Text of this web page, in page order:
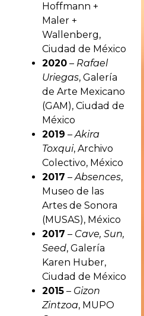
Hoffmann +
Maler +
Wallenberg,
Ciudad de México
2020 – Rafael
Uriegas, Galería
de Arte Mexicano
(GAM), Ciudad de
México
2019 –Akira
Toxqui, Archivo
Colectivo, México
2017 –Absences,
Museo de las
Artes de Sonora
(MUSAS), México
2017 – Cave, Sun,
Seed, Galería
Karen Huber,
Ciudad de México
2015 – Gizon
Zintzoa, MUPO